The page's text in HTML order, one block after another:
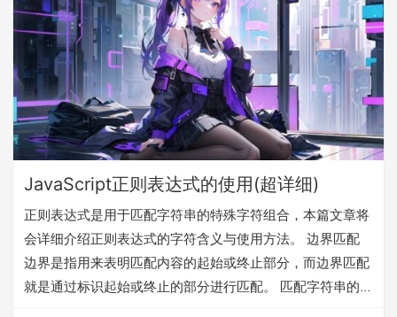
正则表达式的字面量传入构造函数中。 还可以将一个正则表
达式对象作为参数传…
JavaScript正则表达式的使用(超详细)
正则表达式是用于匹配字符串的特殊字符组合，本篇文章将
会详细介绍正则表达式的字符含义与使用方法。 边界匹配
边界是指用来表明匹配内容的起始或终止部分，而边界匹配
就是通过标识起始或终止的部分进行匹配。 匹配字符串的开